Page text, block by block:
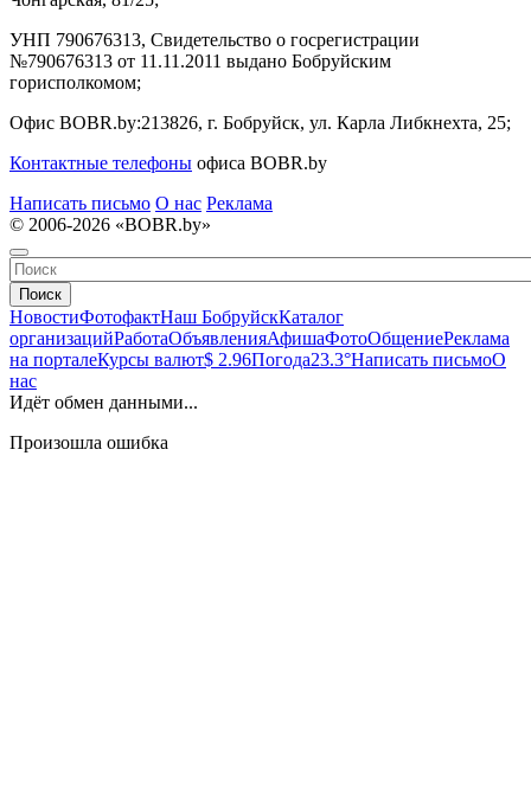
УНП 790676313, Свидетельство о госрегистрации
№790676313 от 11.11.2011 выдано Бобруйским
горисполкомом;
Офис BOBR.by:213826, г. Бобруйск, ул. Карла Либкнехта, 25;
Контактные телефоны офиса BOBR.by
Написать письмо О нас Реклама
© 2006-2026 «BOBR.by»
Поиск
НовостиФотофактНаш БобруйскКаталог
организацийРаботаОбъявленияАфишаФотоОбщениеРеклама
на порталеКурсы валют$ 2.96Погода23.3°Написать письмоО
нас
Идёт обмен данными...
Произошла ошибка